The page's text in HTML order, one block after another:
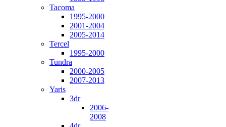
Tacoma
1995-2000
2001-2004
2005-2014
Tercel
1995-2000
Tundra
2000-2005
2007-2013
Yaris
3dr
2006-
2008